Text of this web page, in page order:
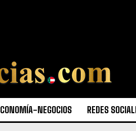
NEGOCIOS REDES